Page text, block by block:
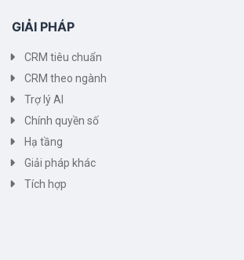
GIẢI PHÁP
CRM tiêu chuẩn
CRM theo ngành
Trợ lý AI
Chính quyền số
Hạ tầng
Giải pháp khác
Tích hợp